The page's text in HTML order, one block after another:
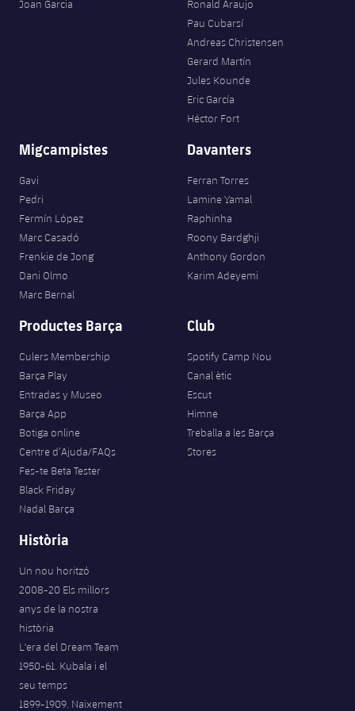
Serveis Mèdics
Jugadors
Palmarès
Classificació
plusicon
més
Infantil
Entrades
Resultats
Classificació
Jugadors
Fotos
Palmarès
Calendari
Resultats
Jugadors
Base
plusicon
més
Actualitat
Barça C
Junior
Juvenil
Infantil
Aleví
Campus Estiu
Informació general
Notícies
Atletisme
plusicon
més
Actualitat
Masculí
Femení
Agenda
Bàsquet en cadira de rodes
plusicon
més
Actualitat
Jugadors
Calendari
Resultats
Hockey gel
plusicon
més
Actualitat
Calendari
Classificació
Hoquei herba
Hockey Herba Masculí
plusicon
més
Actualitat
Plantilla
Agenda
Escola de Patinatge
Rugby
plusicon
més
Actualitat
Voleibol
plusicon
més
Joan Garcia
Ronald Araujo
Pau Cubarsí
Andreas Christensen
Gerard Martín
Jules Kounde
Eric García
Héctor Fort
Migcampistes
Gavi
Pedri
Fermín López
Marc Casadó
Frenkie de Jong
Dani Olmo
Marc Bernal
Davanters
Ferran Torres
Lamine Yamal
Raphinha
Roony Bardghji
Anthony Gordon
Karim Adeyemi
Productes Barça
Culers Membership
Barça Play
Entradas y Museo
Barça App
Botiga online
Centre d’Ajuda/FAQs
Fes-te Beta Tester
Black Friday
Nadal Barça
Club
Spotify Camp Nou
Canal ètic
Escut
Himne
Treballa a les Barça
Stores
Història
Un nou horitzó
2008-20 Els millors
anys de la nostra
història
L'era del Dream Team
1950-61. Kubala i el
seu temps
1899-1909. Naixement